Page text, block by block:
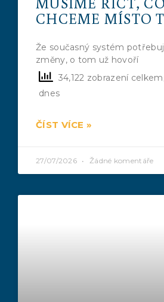
CHCEME MÍSTO
Že současný systém
změny, o tom už hovoří
34,122 zobrazení
dnes
ČÍST VÍCE »
27/07/2026 Žádné komentáře